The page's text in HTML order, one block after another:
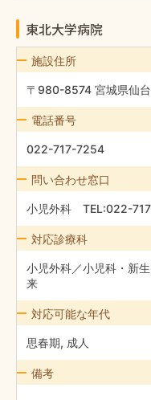
東北大学病院
施設住所
〒980-8574 宮城県仙
電話番号
022-717-7254
問い合わせ窓口
小児外科 TEL:022-
対応診療科
小児外科／小児科・新
来
対応可能な年代
思春期, 成人
備考